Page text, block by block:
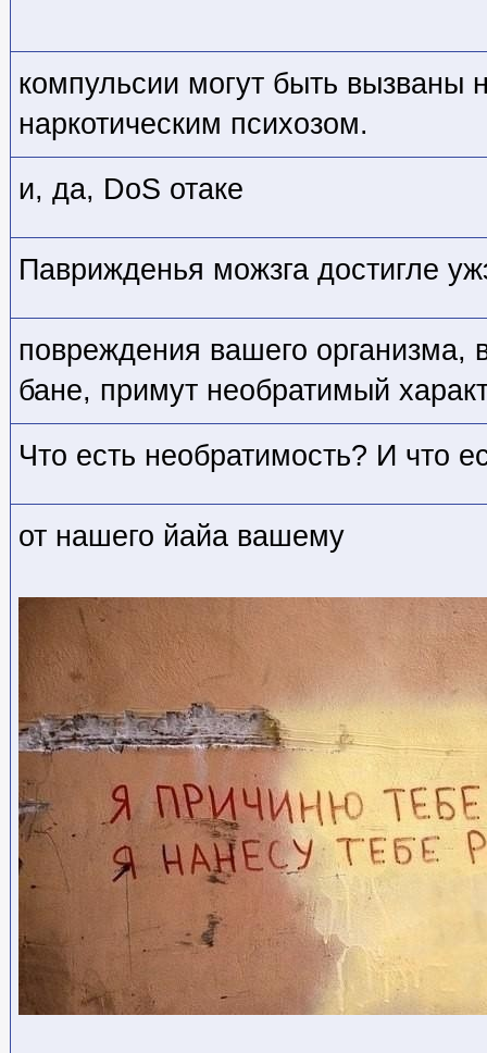
компульсии могут быть вызваны
наркотическим психозом.
и, да, DoS отаке
Паврижденья можзга достигле
повреждения вашего
бане, примут необратимый
Что есть необратимость? И что
от нашего йайа вашему